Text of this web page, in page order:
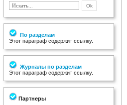
По разделам
Этот параграф содержит ссылку.
Журналы по разделам
Этот параграф содержит ссылку.
Партнеры